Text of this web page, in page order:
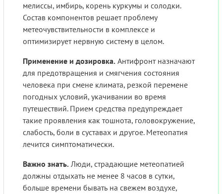
мелиссы, имбирь, корень куркумы и солодки.
Состав компонентов решает проблему
метеочувствительности в комплексе и
оптимизирует нервную систему в целом.
Применение и дозировка. Антифронт назначают
для предотвращения и смягчения состояния
человека при смене климата, резкой перемене
погодных условий, укачивании во время
путешествий. Прием средства предупреждает
такие проявления как тошнота, головокружение,
слабость, боли в суставах и другое. Метеопатия
лечится симптоматически.
Важно знать. Люди, страдающие метеопатией
должны отдыхать не менее 8 часов в сутки,
больше времени бывать на свежем воздухе,